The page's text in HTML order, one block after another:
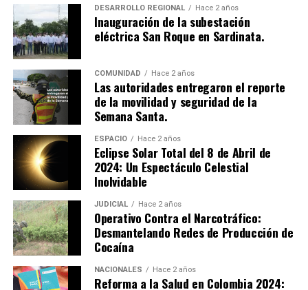
En su etapa productiva, los soldados aplicaron lo
aprendido en proyectos significativos, como la
construcción de una cafetería en las instalaciones del
Cantón Militar San Jorge, en Cúcuta. Esta obra no solo
beneficia a los soldados y visitantes, sino que también
refleja su compromiso con el impacto social.
Víctor Rocha, instructor del Centro de Formación para
el Desarrollo Rural y Minero, destacó:
“Este programa técnico no solo forma a los soldados en
construcción, sino que también promueve justicia social
al mejorar la infraestructura y calidad de vida en las
comunidades.”
El impacto de este programa se extiende más allá del
cantón militar, incluyendo la intervención en una iglesia
del barrio Antonia Santos y el mantenimiento de sedes
del SENA en la región. Esta iniciativa ejemplifica cómo la
DESARROLLO REGIONAL Hace 2 años
Inauguración de la subestación
eléctrica San Roque en Sardinata.
COMUNIDAD Hace 2 años
Las autoridades entregaron el reporte
de la movilidad y seguridad de la
Semana Santa.
ESPACIO Hace 2 años
Eclipse Solar Total del 8 de Abril de
2024: Un Espectáculo Celestial
Inolvidable
JUDICIAL Hace 2 años
Operativo Contra el Narcotráfico:
Desmantelando Redes de Producción de
Cocaína
NACIONALES Hace 2 años
Reforma a la Salud en Colombia 2024: